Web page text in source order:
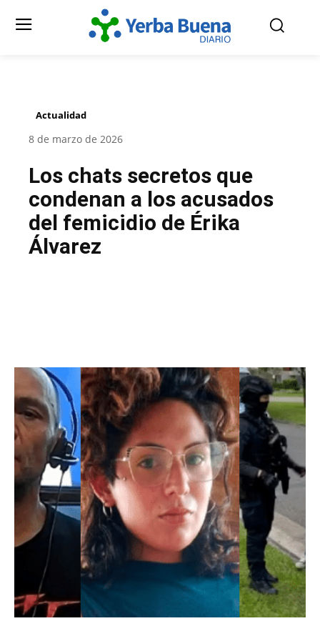
Actualidad
8 de marzo de 2026
Los chats secretos que
condenan a los acusados
del femicidio de Érika
Álvarez